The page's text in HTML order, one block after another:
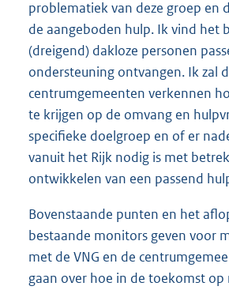
problematiek van deze groep en
de aangeboden hulp. Ik vind het
(dreigend) dakloze personen
ondersteuning ontvangen. Ik zal
centrumgemeenten verkennen
te krijgen op de omvang en
specifieke doelgroep en of er
vanuit het Rijk nodig is met
ontwikkelen van een passend
Bovenstaande punten en het
bestaande monitors geven voor
met de VNG en de
gaan over hoe in de toekomst op